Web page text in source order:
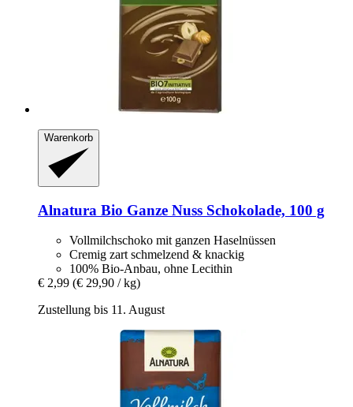
Warenkorb
Alnatura Bio Ganze Nuss Schokolade, 100 g
Vollmilchschoko mit ganzen Haselnüssen
Cremig zart schmelzend & knackig
100% Bio-Anbau, ohne Lecithin
€ 2,99 (€ 29,90 / kg)
Zustellung bis 11. August